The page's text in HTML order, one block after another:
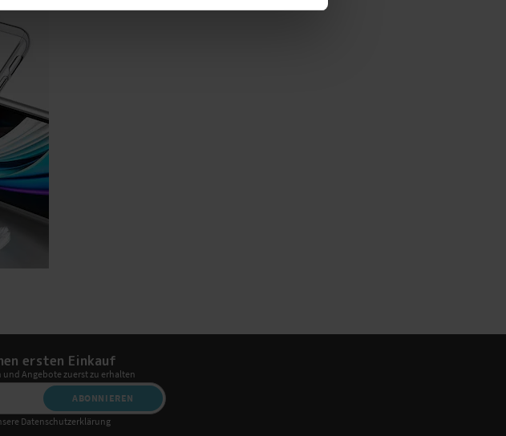
ersten Einkauf
Angebote zuerst zu erhalten
ABONNIEREN
Datenschutzerklärung